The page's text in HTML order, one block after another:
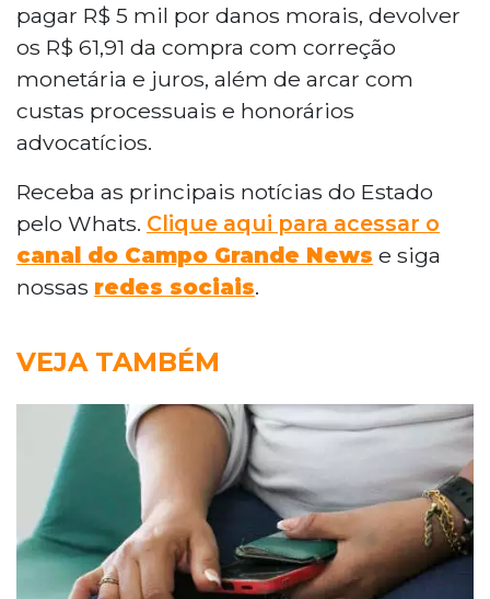
pagar R$ 5 mil por danos morais, devolver
os R$ 61,91 da compra com correção
monetária e juros, além de arcar com
custas processuais e honorários
advocatícios.
Receba as principais notícias do Estado
pelo Whats. Clique aqui para acessar o
canal do Campo Grande News e siga
nossas redes sociais.
VEJA TAMBÉM